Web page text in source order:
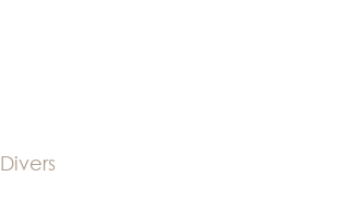
Divers